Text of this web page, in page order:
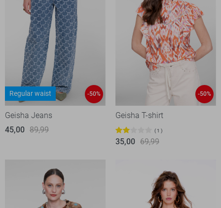
Regular waist -50%
Geisha Jeans
45,00 89,99
-50%
Geisha T-shirt
1
35,00 69,99